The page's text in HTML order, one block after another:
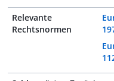
Relevante
Rechtsnormen